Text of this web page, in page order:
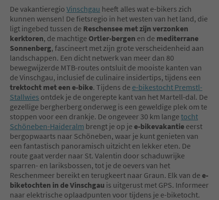
De vakantieregio Vinschgau heeft alles wat e-bikers zich
kunnen wensen! De fietsregio in het westen van het land, die
ligt ingebed tussen de Reschensee met zijn verzonken
kerktoren, de machtige Ortler-bergen en de mediterrane
Sonnenberg, fascineert met zijn grote verscheidenheid aan
landschappen. Een dicht netwerk van meer dan 80
bewegwijzerde MTB-routes ontsluit de mooiste kanten van
de Vinschgau, inclusief de culinaire insidertips, tijdens een
trektocht met een e-bike. Tijdens de e-bikestocht Premstl-
Stallwies ontdek je de ongerepte kant van het Martell-dal. De
gezellige bergherberg onderweg is een geweldige plek om te
stoppen voor een drankje. De ongeveer 30 km lange tocht
Schöneben-Haideralm brengt je op je e-bikevakantie eerst
bergopwaarts naar Schöneben, waar je kunt genieten van
een fantastisch panoramisch uitzicht en lekker eten. De
route gaat verder naar St. Valentin door schaduwrijke
sparren- en lariksbossen, tot je de oevers van het
Reschenmeer bereikt en terugkeert naar Graun. Elk van de e-
biketochten in de Vinschgau is uitgerust met GPS. Informeer
naar elektrische oplaadpunten voor tijdens je e-biketocht.